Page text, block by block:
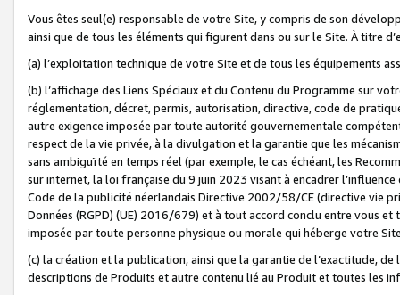
Vous êtes seul(e) responsable de votre Site, y compris de son
ainsi que de tous les éléments qui figurent dans ou sur le Site. À titre
(a) l’exploitation technique de votre Site et de tous les équipements
(b) l’affichage des Liens Spéciaux et du Contenu du Programme sur
réglementation, décret, permis, autorisation, directive, code de
autre exigence imposée par toute autorité gouvernementale
respect de la vie privée, à la divulgation et la garantie que les
sans ambiguïté en temps réel (par exemple, le cas échéant, les
sur internet, la loi française du 9 juin 2023 visant à encadrer
Code de la publicité néerlandais Directive 2002/58/CE (directive vie
Données (RGPD) (UE) 2016/679) et à tout accord conclu entre vous
imposée par toute personne physique ou morale qui héberge votre
(c) la création et la publication, ainsi que la garantie de l’exactitude,
descriptions de Produits et autre contenu lié au Produit et toutes les